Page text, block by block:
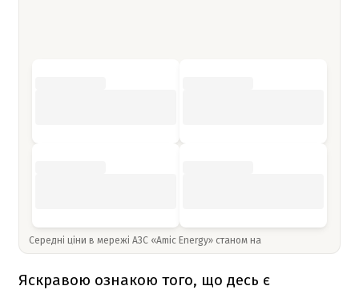
Середні ціни в мережі АЗС «Amic Energy» станом на
Яскравою ознакою того, що десь є